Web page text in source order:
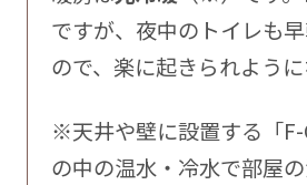
ですが、夜中のトイレも
ので、楽に起きられように
※天井や壁に設置する「F-
の中の温水・冷水で部屋